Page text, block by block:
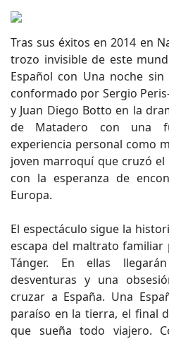
Tras sus éxitos en 2014 en
trozo invisible de este
Español con Una noche
conformado por Sergio
y Juan Diego Botto en la
de Matadero con una
experiencia personal como
joven marroquí que cruzó
con la esperanza de
Europa.
El espectáculo sigue la
escapa del maltrato
Tánger. En ellas
desventuras y una
cruzar a España. Una
paraíso en la tierra, el final
que sueña todo viajero.